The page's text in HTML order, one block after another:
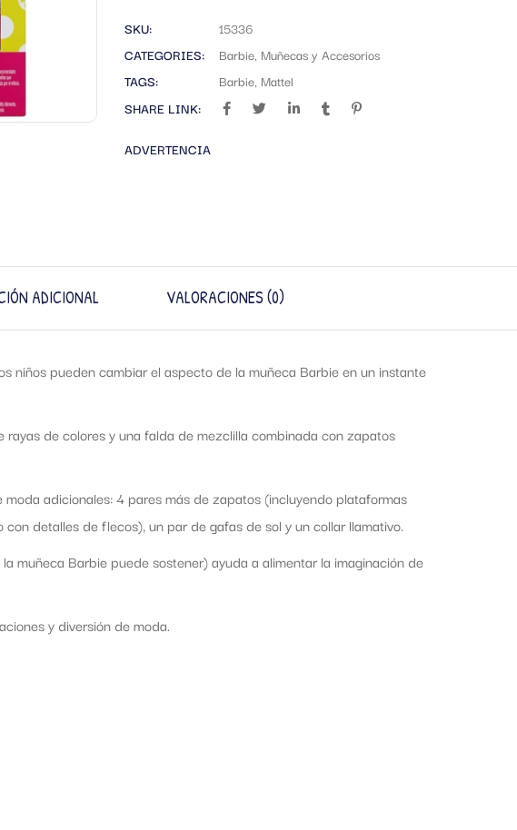
SKU:
15336
CATEGORIES:
Barbie, Muñecas y Accesorios
TAGS:
Barbie, Mattel
SHARE LINK:
ADVERTENCIA
ADICIONAL VALORACIONES (0)
niños pueden cambiar el aspecto de la muñeca Barbie en un instante
de colores y una falda de mezclilla combinada con zapatos
adicionales: 4 pares más de zapatos (incluyendo plataformas
detalles de flecos), un par de gafas de sol y un collar llamativo.
muñeca Barbie puede sostener) ayuda a alimentar la imaginación de
y diversión de moda.